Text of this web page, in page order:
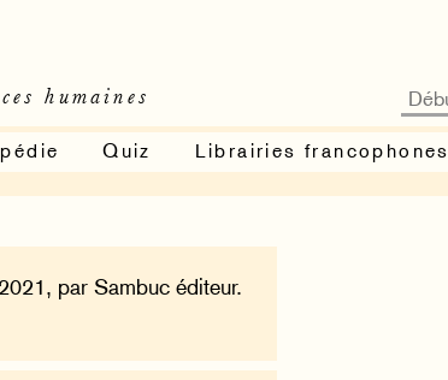
humaines
Quiz Librairies francophones
par Sambuc éditeur.